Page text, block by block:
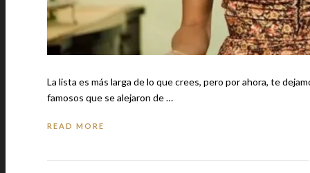
La lista es más larga de lo que crees, pero por ahora, te
famosos que se alejaron de …
READ MORE